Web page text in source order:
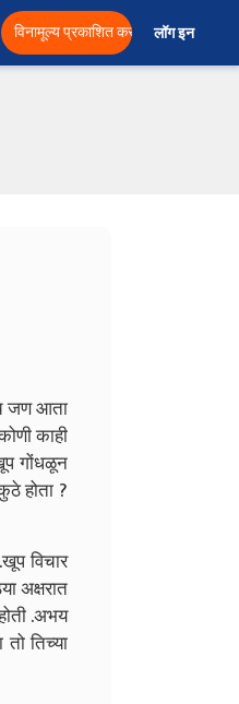
विनामूल्य प्रकाशित करा लॉग इन
जण आता
काही
गोंधळून
होता ?
विचार
अक्षरात
.अभय
तिच्या